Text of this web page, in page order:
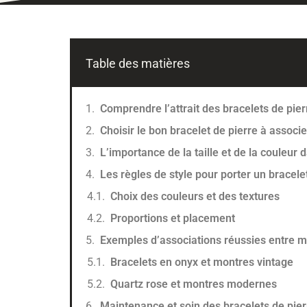
Table des matières
Comprendre l’attrait des bracelets de
Choisir le bon bracelet de pierre à
L’importance de la taille et de la couleur
Les règles de style pour porter un
Choix des couleurs et des textures
Proportions et placement
Exemples d’associations réussies entre
Bracelets en onyx et montres vintage
Quartz rose et montres modernes